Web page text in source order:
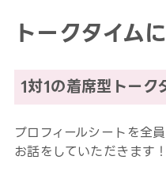
トークタイム
1対1の着席型トーク
プロフィールシートを全
お話をしていただきます！